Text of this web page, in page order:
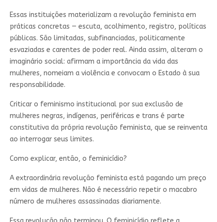
Essas instituições materializam a revolução feminista em
práticas concretas — escuta, acolhimento, registro, políticas
públicas. São limitadas, subfinanciadas, politicamente
esvaziadas e carentes de poder real. Ainda assim, alteram o
imaginário social: afirmam a importância da vida das
mulheres, nomeiam a violência e convocam o Estado à sua
responsabilidade.
Criticar o feminismo institucional por sua exclusão de
mulheres negras, indígenas, periféricas e trans é parte
constitutiva da própria revolução feminista, que se reinventa
ao interrogar seus limites.
Como explicar, então, o feminicídio?
A extraordinária revolução feminista está pagando um preço
em vidas de mulheres. Não é necessário repetir o macabro
número de mulheres assassinadas diariamente.